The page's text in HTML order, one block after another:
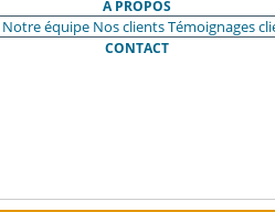
À PROPOS
Notre équipe Nos clientsTémoignages
CONTACT